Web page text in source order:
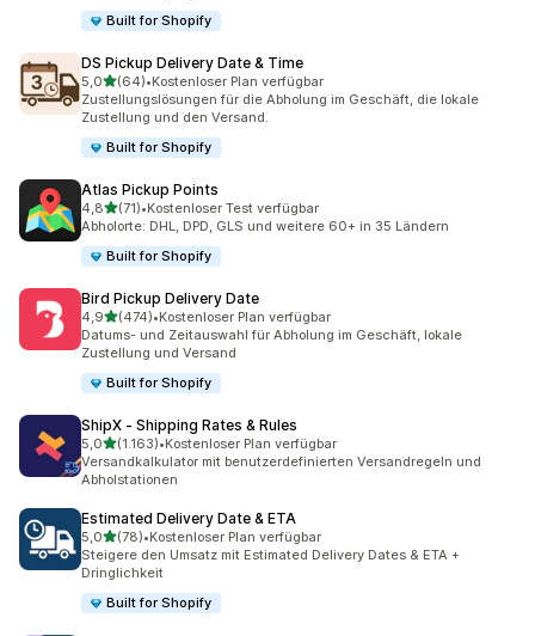
Built for Shopify
DS Pickup Delivery Date & Time
5,0von 5 Sternen
(64)
64 Rezensionen insgesamt
•Kostenloser Plan verfügbar
Zustellungslösungen für die Abholung im Geschäft, die lokale
Zustellung und den Versand.
Built for Shopify
Atlas Pickup Points
4,8von 5 Sternen
(71)
71 Rezensionen insgesamt
•Kostenloser Test verfügbar
Abholorte: DHL, DPD, GLS und weitere 60+ in 35 Ländern
Built for Shopify
Bird Pickup Delivery Date
4,9von 5 Sternen
(474)
474 Rezensionen insgesamt
•Kostenloser Plan verfügbar
Datums- und Zeitauswahl für Abholung im Geschäft, lokale
Zustellung und Versand
Built for Shopify
ShipX ‑ Shipping Rates & Rules
5,0von 5 Sternen
(1.163)
1163 Rezensionen insgesamt
•Kostenloser Plan verfügbar
Versandkalkulator mit benutzerdefinierten Versandregeln und
Abholstationen
Estimated Delivery Date & ETA
5,0von 5 Sternen
(78)
78 Rezensionen insgesamt
•Kostenloser Plan verfügbar
Steigere den Umsatz mit Estimated Delivery Dates & ETA +
Dringlichkeit
Built for Shopify